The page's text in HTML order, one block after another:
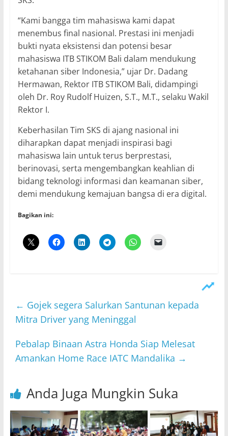
“Kami bangga tim mahasiswa kami dapat
menembus final nasional. Prestasi ini menjadi
bukti nyata eksistensi dan potensi besar
mahasiswa ITB STIKOM Bali dalam mendukung
ketahanan siber Indonesia,” ujar Dr. Dadang
Hermawan, Rektor ITB STIKOM Bali, didampingi
oleh Dr. Roy Rudolf Huizen, S.T., M.T., selaku Wakil
Rektor I.
Keberhasilan Tim SKS di ajang nasional ini
diharapkan dapat menjadi inspirasi bagi
mahasiswa lain untuk terus berprestasi,
berinovasi, serta mengembangkan keahlian di
bidang teknologi informasi dan keamanan siber,
demi mendukung kemajuan bangsa di era digital.
Bagikan ini:
← Gojek segera Salurkan Santunan kepada
Mitra Driver yang Meninggal
Pebalap Binaan Astra Honda Siap Melesat
Amankan Home Race IATC Mandalika →
Anda Juga Mungkin Suka